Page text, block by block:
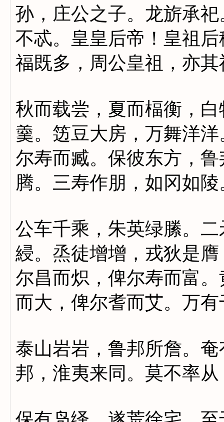
孙，庄公之子。龙旂承
不忒。皇皇后帝！皇祖
福既多，周公皇祖，亦其
秋而载尝，夏而楅衡，
羹。笾豆大房，万舞洋
尔寿而臧。保彼东方，
腾。三寿作朋，如冈如陵
公车千乘，朱英绿縢。
綅。烝徒增增，戎狄是
尔昌而炽，俾尔寿而富
而大，俾尔耆而艾。万
泰山岩岩，鲁邦所詹。
邦，淮夷来同。莫不率